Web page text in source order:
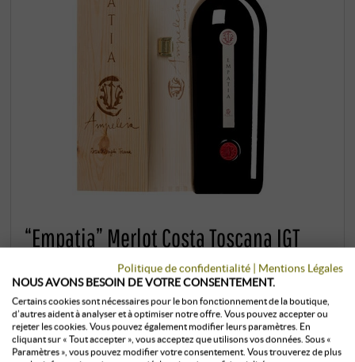
“Empatia” Merlot Costa Toscana IGT
2018 (BIO) · MAGNUM en boîte
originale en bois
Ampeleia | Toscane
Ce merlot est si strictement limité qu'il ne figure
Politique de confidentialité | Mentions Légales
NOUS AVONS BESOIN DE VOTRE CONSENTEMENT.
Certains cookies sont nécessaires pour le bon fonctionnement de la boutique,
d’autres aident à analyser et à optimiser notre offre. Vous pouvez accepter ou
rejeter les cookies. Vous pouvez également modifier leurs paramètres. En
cliquant sur « Tout accepter », vous acceptez que utilisons vos données. Sous «
Paramètres », vous pouvez modifier votre consentement. Vous trouverez de plus